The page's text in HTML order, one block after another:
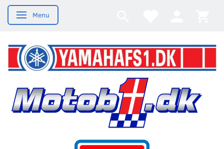
Skifte navigation
Menu